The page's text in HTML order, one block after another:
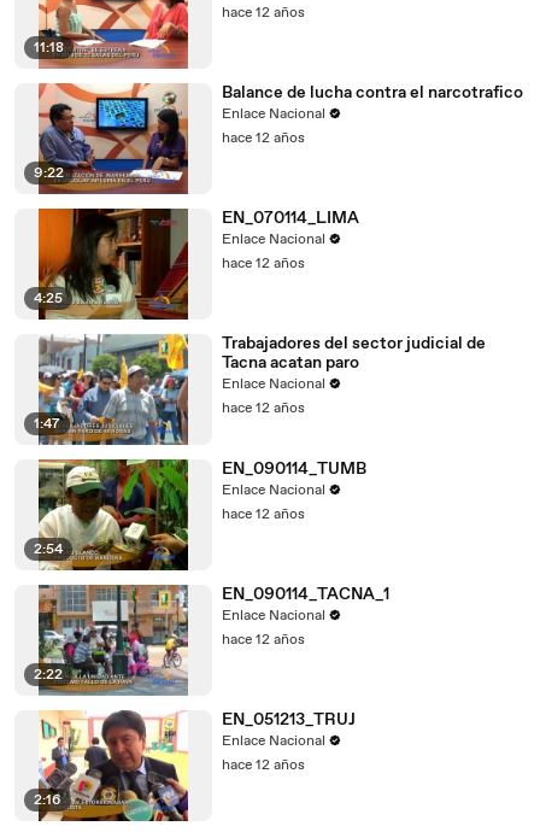
11:18
hace 12 años
9:22
Balance de lucha contra el narcotrafico
Enlace Nacional
hace 12 años
4:25
EN_070114_LIMA
Enlace Nacional
hace 12 años
1:47
Trabajadores del sector judicial de
Tacna acatan paro
Enlace Nacional
hace 12 años
2:54
EN_090114_TUMB
Enlace Nacional
hace 12 años
2:22
EN_090114_TACNA_1
Enlace Nacional
hace 12 años
2:16
EN_051213_TRUJ
Enlace Nacional
hace 12 años